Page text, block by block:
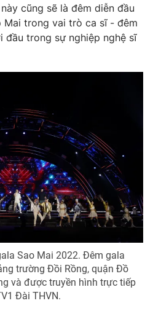
Shorts video
Tấm lòng Việt
Vươn mình bằng AI
VTV8
English
cũng sẽ là đêm diễn đầu
Mai trong vai trò ca sĩ - đêm
đầu trong sự nghiệp nghệ sĩ
Sao Mai 2022. Đêm gala
trường Đồi Rồng, quận Đồ
và được truyền hình trực tiếp
Đài THVN.